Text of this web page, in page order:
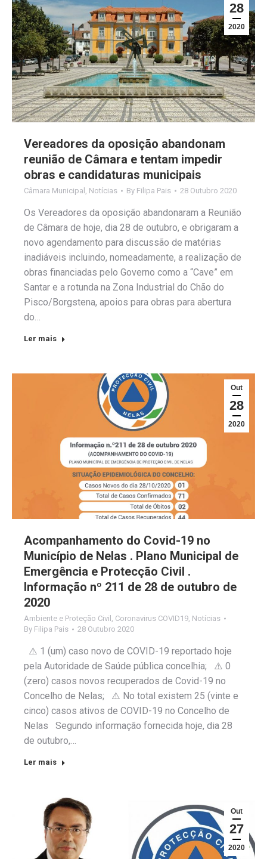
28
2020
Vereadores da oposição abandonam
reunião de Câmara e tentam impedir
obras e candidaturas municipais
Câmara Municipal Notícias By Filipa Pais 28 Outubro 2020
Os Vereadores da oposição abandonaram a Reunião
de Câmara de hoje, dia 28 de outubro, e obrigaram a
novo agendamento para discussão de matérias
inadiáveis incluindo, nomeadamente, a realização de
obras financiadas pelo Governo como a “Cave” em
Santar e a rotunda na Zona Industrial do Chão do
Pisco/Borgstena, apoios para obras para abertura
do…
Ler mais
Out
28
2020
Acompanhamento do Covid-19 no
Município de Nelas . Plano Municipal de
Emergência e Protecção Civil .
Informação nº 211 de 28 de outubro de
2020
Ambiente e Proteção Civil Coronavirus COVID19 Notícias
By Filipa Pais 28 Outubro 2020
⚠️ 1 (um) caso novo de COVID-19 reportado hoje
pela Autoridade de Saúde pública concelhia; ⚠️ 0
(zero) casos novos recuperados de Covid-19 no
Concelho de Nelas; ⚠️ No total existem 25 (vinte e
cinco) casos ativos de COVID-19 no Concelho de
Nelas Segundo informação fornecida hoje, dia 28
de outubro,…
Ler mais
Out
27
2020